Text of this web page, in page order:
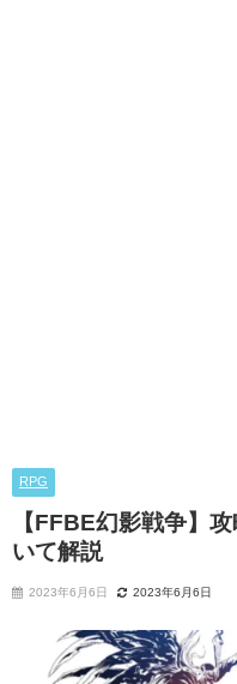
RPG
【FFBE幻影戦争】
いて解説
2023年6月6日 2023年6月6日